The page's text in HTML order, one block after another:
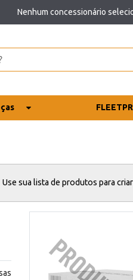
Nenhum concessionário
Use sua lista de produtos para